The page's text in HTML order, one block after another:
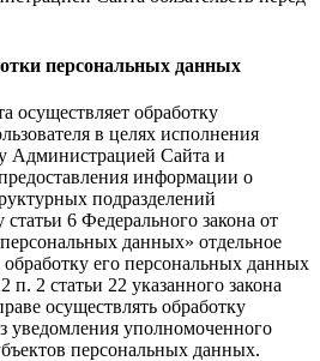
персональных данных
осуществляет обработку
в целях исполнения
Администрацией Сайта и
информации о
подразделений
6 Федерального закона от
данных» отдельное
обработку его персональных данных
п. 2 статьи 22 указанного закона
осуществлять обработку
уведомления уполномоченного
персональных данных.